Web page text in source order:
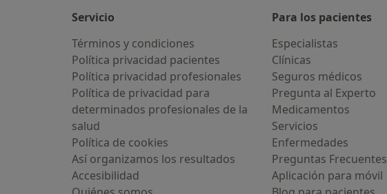
Servicio
Términos y condiciones
Política privacidad pacientes
Política privacidad profesionales
Política de privacidad para
determinados profesionales de la
salud
Política de cookies
Así organizamos los resultados
Accesibilidad
Para los pacientes
Especialistas
Clínicas
Seguros médicos
Pregunta al Experto
Medicamentos
Servicios
Enfermedades
Preguntas Frecuentes
Aplicación para móvil